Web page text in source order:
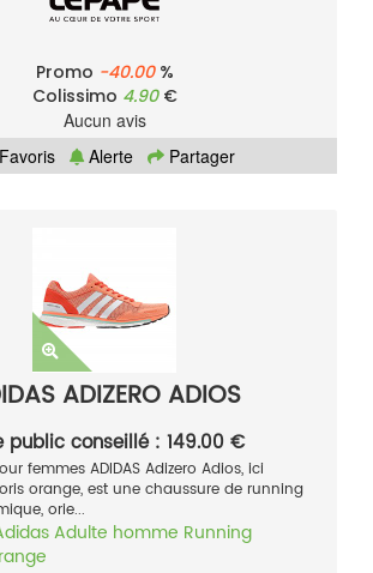
Promo -40.00%
Colissimo 4.90€
Aucun avis
Favoris
Alerte Partager
ADIZERO ADIOS
public conseillé : 149.00 €
femmes ADIDAS Adizero Adios, ici
orange, est une chaussure de running
orie...
Adulte homme Running